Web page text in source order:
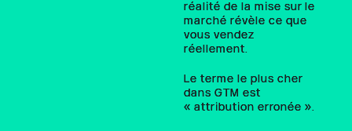
réalité de la mise sur le
marché révèle ce que
vous vendez
réellement.
Le terme le plus cher
dans GTM est
« attribution erronée ».